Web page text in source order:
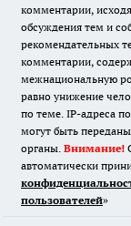
комментарии,
обсуждения тем и
рекомендательных
комментарии,
межнациональную
равно унижение
по теме. IP-адреса
могут быть
органы. Внимание!
автоматически
пользователей»